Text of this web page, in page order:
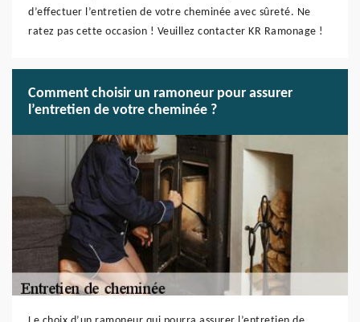
d’effectuer l’entretien de votre cheminée avec sûreté. Ne
ratez pas cette occasion ! Veuillez contacter KR Ramonage !
Comment choisir un ramoneur pour assurer
l’entretien de votre cheminée ?